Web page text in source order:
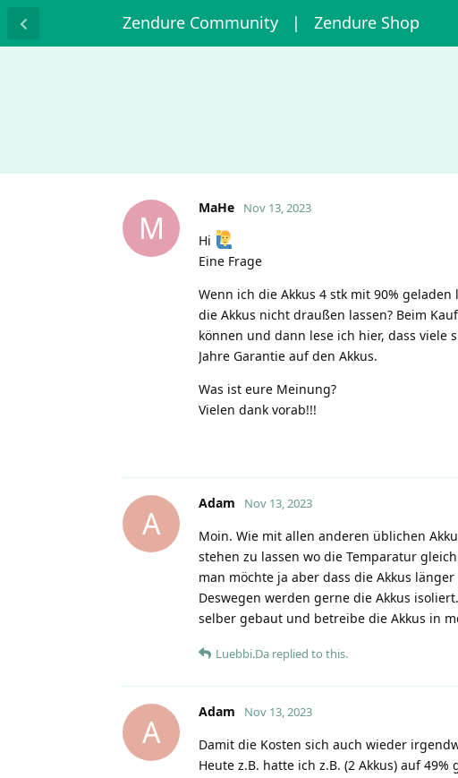
Zendure Community | Zendure Shop
M
MaHe Nov 13, 2023
Hi
Eine Frage
Wenn ich die Akkus 4 stk mit 90%
die Akkus nicht draußen lassen? Beim
können und dann lese ich hier, dass viele
Jahre Garantie auf den Akkus.
Was ist eure Meinung?
Vielen dank vorab!!!
A
Adam Nov 13, 2023
Moin. Wie mit allen anderen üblichen
stehen zu lassen wo die Temparatur
man möchte ja aber dass die Akkus
Deswegen werden gerne die Akkus
selber gebaut und betreibe die Akkus in
Luebbi.Da replied to this.
A
Adam Nov 13, 2023
Damit die Kosten sich auch wieder
Heute z.B. hatte ich z.B. (2 Akkus) auf